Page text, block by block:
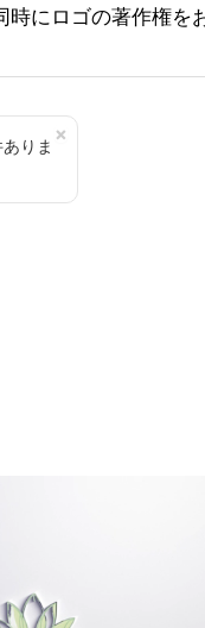
時にロゴの著作権を
×
りま